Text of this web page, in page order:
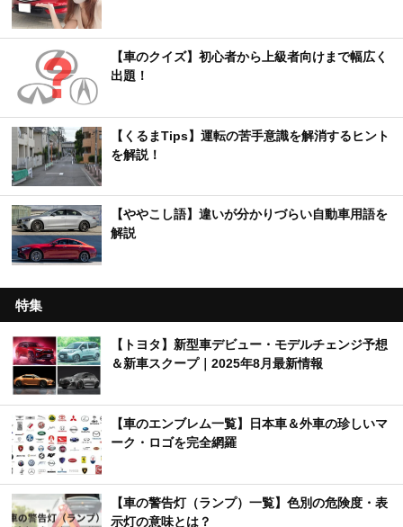
【車のクイズ】初心者から上級者向けまで幅広く
出題！
【くるまTips】運転の苦手意識を解消するヒント
を解説！
【ややこし語】違いが分かりづらい自動車用語を
解説
特集
【トヨタ】新型車デビュー・モデルチェンジ予想
＆新車スクープ｜2025年8月最新情報
【車のエンブレム一覧】日本車＆外車の珍しいマ
ーク・ロゴを完全網羅
【車の警告灯（ランプ）一覧】色別の危険度・表
示灯の意味とは？